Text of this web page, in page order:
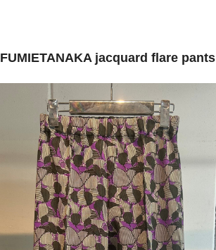
FUMIETANAKA jacquard flare pants